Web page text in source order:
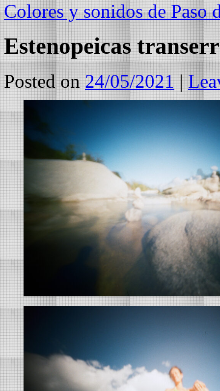
Colores y sonidos de Paso
Estenopeicas
Posted on 24/05/2021 |